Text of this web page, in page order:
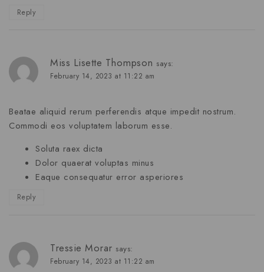
Reply
Miss Lisette Thompson says:
February 14, 2023 at 11:22 am
Beatae aliquid rerum perferendis atque impedit nostrum.
Commodi eos voluptatem laborum esse.
Soluta raex dicta
Dolor quaerat voluptas minus
Eaque consequatur error asperiores
Reply
Tressie Morar says:
February 14, 2023 at 11:22 am